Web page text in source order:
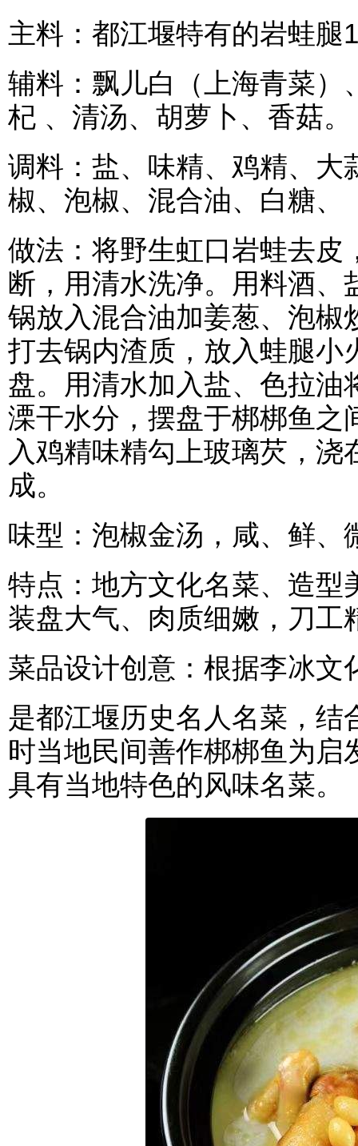
主料：都江堰特有的岩蛙腿
辅料：飘儿白（上海青菜）
杞 、清汤、胡萝卜、香菇。
调料：盐、味精、鸡精、大
椒、泡椒、混合油、白糖、
做法：将野生虹口岩蛙去皮
断，用清水洗净。用料酒、
锅放入混合油加姜葱、泡椒
打去锅内渣质，放入蛙腿小
盘。用清水加入盐、色拉油
溧干水分，摆盘于梆梆鱼之
入鸡精味精勾上玻璃芡，
成。
味型：泡椒金汤，咸、鲜、
特点：地方文化名菜、造型
装盘大气、肉质细嫩，刀工
菜品设计创意：根据李冰文
是都江堰历史名人名菜，
时当地民间善作梆梆鱼为
具有当地特色的风味名菜。